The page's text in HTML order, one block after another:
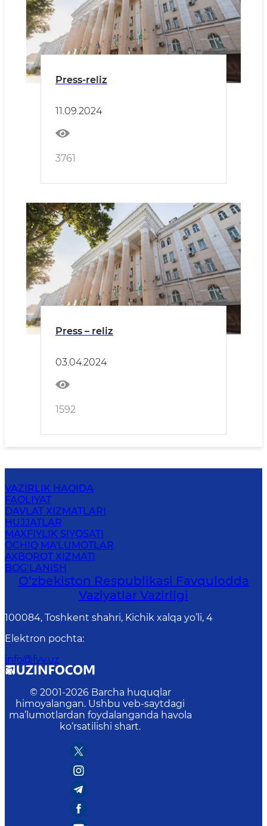
Press-reliz
11.09.2024
3761
Press – reliz
03.04.2024
1592
VAZIRLIK HAQIDA
FAOLIYAT
DAVLAT XIZMATLARI
HUJJATLAR
MAXFIYLIK SIYOSATI
OCHIQ MA'LUMOTLAR
AXBOROT XIZMATI
BOG‘LANISH
O‘zbеkistоn Rеspublikаsi Favqulodda
Vaziyatlar Vazirligi
100084, Toshkent shahri, Kichik xalqa yo’li, 4
Elektron pochta:
info@fvv.uz
© 2001-2026 Barcha huquqlar
himoyalangan. Ushbu veb-saytdagi
ma’lumotlardan foydalanganda havola
ko‘rsatilishi shart.